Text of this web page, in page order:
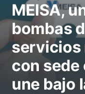
MEISA,
bombas
servicios
con sede
une bajo